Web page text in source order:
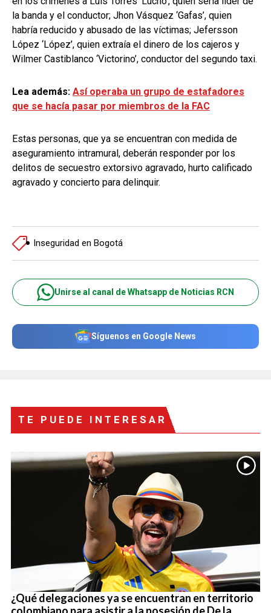
la banda y el conductor; Jhon Vásquez ‘Gafas’, quien
habría reducido y abusado de las víctimas; Jefersson
López ‘López’, quien extraía el dinero de los cajeros y
Wilmer Castiblanco ‘Victorino’, conductor del segundo taxi.
Lea además: Así operaba un grupo de estafadores
que se hacía pasar por miembros de la FAC
Estas personas, que ya se encuentran con medida de
aseguramiento intramural, deberán responder por los
delitos de secuestro extorsivo agravado, hurto calificado
agravado y concierto para delinquir.
Inseguridad en Bogotá
Unirse al canal de Whatsapp de Noticias RCN
Síguenos en Google News
TE PUEDE INTERESAR
¿Qué delegaciones ya se encuentran en territorio
colombiano para asistir a la posesión de De la